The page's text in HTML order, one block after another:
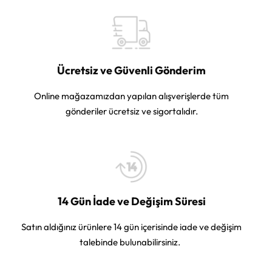
Ücretsiz ve Güvenli Gönderim
Online mağazamızdan yapılan alışverişlerde tüm
gönderiler ücretsiz ve sigortalıdır.
14 Gün İade ve Değişim Süresi
Satın aldığınız ürünlere 14 gün içerisinde iade ve değişim
talebinde bulunabilirsiniz.